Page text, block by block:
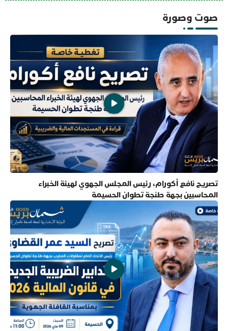
صوت وصورة
تصريح نافع أكورام، رئيس المجلس الجهوي لهيئة الخبراء
المحاسبين بجهة طنجة تطوان الحسيمة